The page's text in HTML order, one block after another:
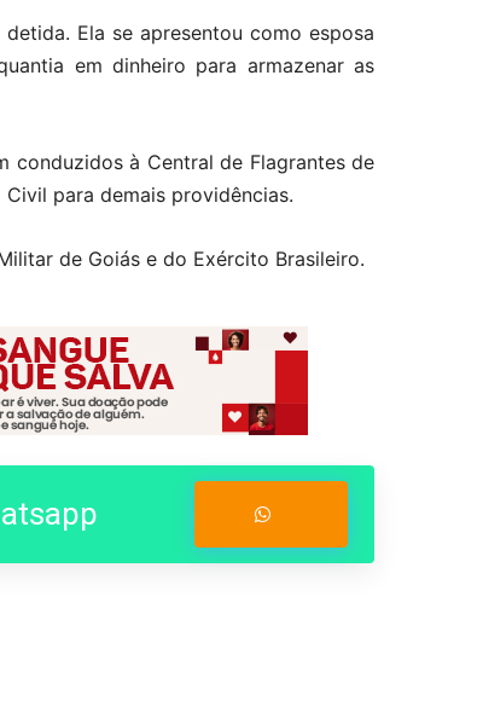
Ela se apresentou como esposa
em dinheiro para armazenar as
conduzidos à Central de Flagrantes de
para demais providências.
de Goiás e do Exército Brasileiro.